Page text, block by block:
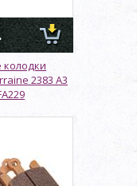
2383 A3